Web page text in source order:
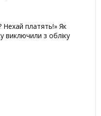
платять!» Як
виключили з обліку